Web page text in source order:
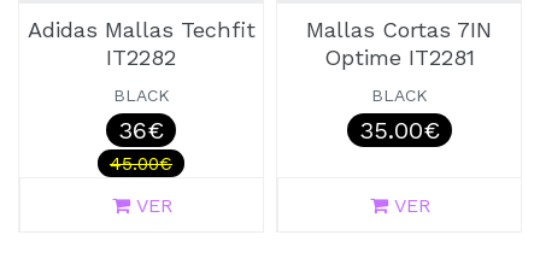
Adidas Mallas Techfit
IT2282
BLACK
36€
45.00€
VER
Mallas Cortas 7IN
Optime IT2281
BLACK
35.00€
VER